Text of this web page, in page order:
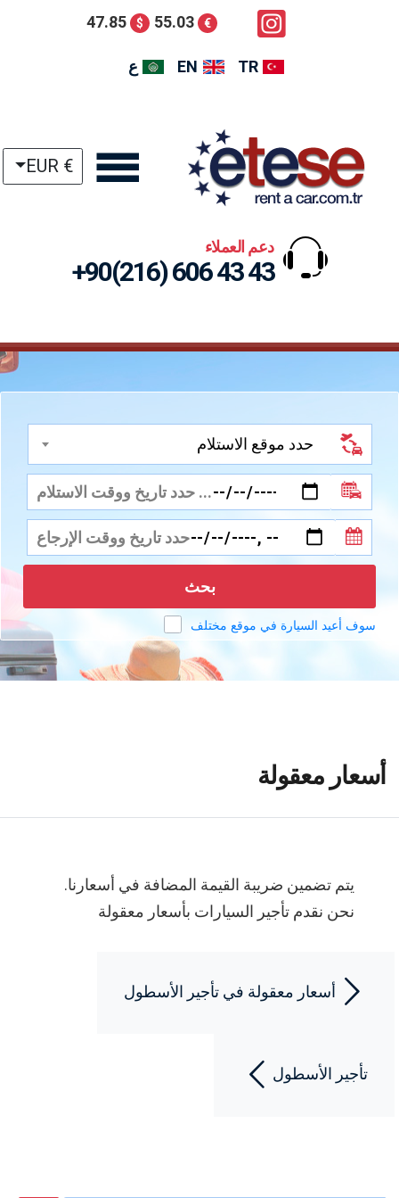
€
55.03
$
47.85
TR
EN ع
€ EUR
دعم العملاء
+90(216) 606 43 43
حدد موقع الاستلام
بحث
سوف أعيد السيارة في موقع مختلف
أسعار معقولة
يتم تضمين ضريبة القيمة المضافة في أسعارنا.
نحن نقدم تأجير السيارات بأسعار معقولة
أسعار معقولة في تأجير الأسطول
تأجير الأسطول